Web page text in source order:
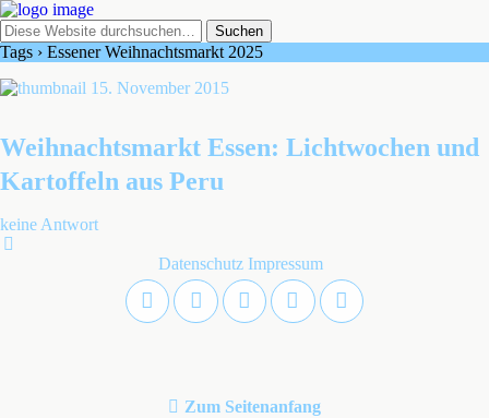
Tags › Essener Weihnachtsmarkt 2025
15. November 2015
Weihnachtsmarkt Essen: Lichtwochen und
Kartoffeln aus Peru
keine Antwort
Datenschutz Impressum
Zum Seitenanfang